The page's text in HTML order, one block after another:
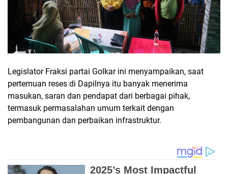
Legislator Fraksi partai Golkar ini menyampaikan, saat
pertemuan reses di Dapilnya itu banyak menerima
masukan, saran dan pendapat dari berbagai pihak,
termasuk permasalahan umum terkait dengan
pembangunan dan perbaikan infrastruktur.